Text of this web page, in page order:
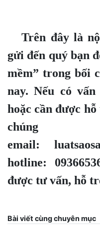
Trên đây là
gửi đến quý bạn
mềm” trong bối
nay. Nếu có vấn
hoặc cần được
email:
hotline:
được tư vấn, hỗ
Bài viết cùng chuyên mục